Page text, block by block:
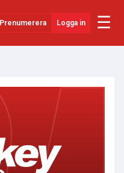
Prenumerera Logga in ☰